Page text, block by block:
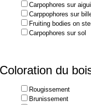
Carpophores sur
Carppophores sur
Fruiting bodies on
Carpophores sur sol
Coloration du
Rougissement
Brunissement